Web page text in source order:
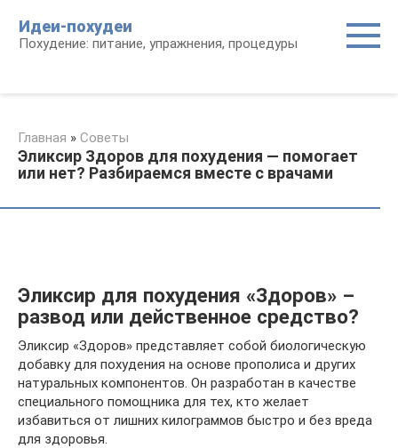
контенту
Идеи-похудеи
Похудение: питание, упражнения, процедуры
Главная » Советы
Эликсир Здоров для похудения — помогает
или нет? Разбираемся вместе с врачами
Эликсир для похудения «Здоров» –
развод или действенное средство?
Эликсир «Здоров» представляет собой биологическую
добавку для похудения на основе прополиса и других
натуральных компонентов. Он разработан в качестве
специального помощника для тех, кто желает
избавиться от лишних килограммов быстро и без вреда
для здоровья.